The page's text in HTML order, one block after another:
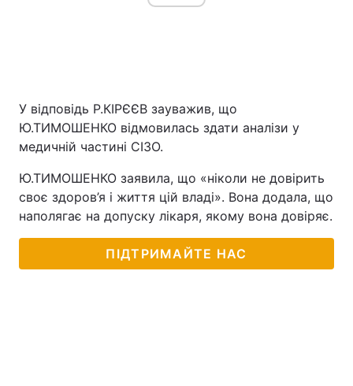
У відповідь Р.КІРЄЄВ зауважив, що
Ю.ТИМОШЕНКО відмовилась здати аналізи у
медичній частині СІЗО.
Ю.ТИМОШЕНКО заявила, що «ніколи не довірить
своє здоров’я і життя цій владі». Вона додала, що
наполягає на допуску лікаря, якому вона довіряє.
ПІДТРИМАЙТЕ НАС